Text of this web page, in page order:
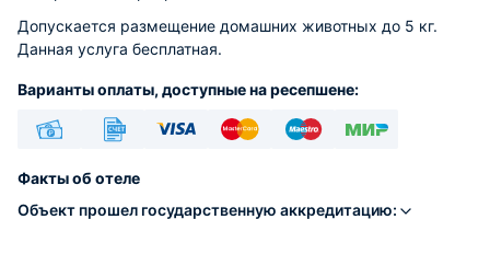
Допускается размещение домашних животных до 5 кг.
Данная услуга бесплатная.
Варианты оплаты, доступные на ресепшене:
Факты об отеле
Объект прошел государственную аккредитацию: